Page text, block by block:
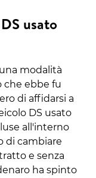
usato
modalità
che ebbe fu
di affidarsi a
DS usato
all'interno
di cambiare
e senza
ha spinto